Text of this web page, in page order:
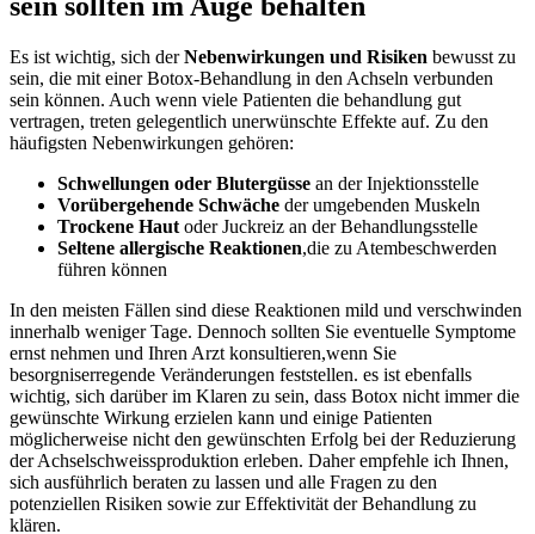
Es ist wichtig, sich derNebenwirkungen und Risiken bewusst zu
sein, die mit einer ⁣Botox-Behandlung in den Achseln verbunden
sein können. Auch wenn viele Patienten die behandlung gut
vertragen, treten gelegentlich unerwünschte Effekte auf. Zu den
häufigsten Nebenwirkungen gehören:
Schwellungen oder Blutergüsse ‌an der Injektionsstelle
Vorübergehende Schwäche der umgebenden Muskeln
Trockene Haut oder Juckreiz an der Behandlungsstelle
Seltene‌ allergische Reaktionen,die zu ⁤Atembeschwerden
führen können
In den meisten Fällen​ sind diese ‍Reaktionen‍ mild und verschwinden
innerhalb weniger‍ Tage. Dennoch sollten Sie eventuelle Symptome
ernst nehmen und Ihren Arzt konsultieren,wenn Sie
besorgniserregende Veränderungen feststellen. es ist ebenfalls
wichtig, sich darüber im Klaren zu sein, dass Botox nicht immer die
gewünschte Wirkung erzielen kann und einige Patienten
möglicherweise nicht den gewünschten Erfolg bei der Reduzierung
der Achselschweissproduktion erleben. Daher empfehle ich Ihnen,
sich ausführlich beraten zu lassen ‌und alle Fragen zu den⁤
potenziellen Risiken sowie zur Effektivität der Behandlung zu
klären.